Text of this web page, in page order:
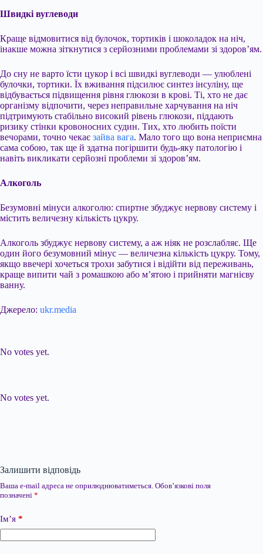
Швидкі вуглеводи
Краще відмовитися від булочок, тортиків і шоколадок на ніч,
інакше можна зіткнутися з серйозними проблемами зі здоров’ям.
До сну не варто їсти цукор і всі швидкі вуглеводи — улюблені
булочки, тортики. Їх вживання підсилює синтез інсуліну, ще
відбувається підвищення рівня глюкози в крові. Ті, хто не дає
організму відпочити, через неправильне харчування на ніч
підтримують стабільно високий рівень глюкози, піддають
ризику стінки кровоносних судин. Тих, хто любить поїсти
вечорами, точно чекає зайва вага. Мало того що вона неприємна
сама собою, так ще й здатна погіршити будь-яку патологію і
навіть викликати серйозні проблеми зі здоров’ям.
Алкоголь
Безумовні мінуси алкоголю: спиртне збуджує нервову систему і
містить величезну кількість цукру.
Алкоголь збуджує нервову систему, а аж ніяк не розслабляє. Ще
один його безумовний мінус — величезна кількість цукру. Тому,
якщо ввечері хочеться трохи забутися і відійти від переживань,
краще випити чай з ромашкою або м’ятою і прийняти магнієву
ванну.
Джерело: ukr.media
No votes yet.
No votes yet.
Залишити відповідь
Ваша e-mail адреса не оприлюднюватиметься. Обов’язкові поля
позначені *
Ім’я *